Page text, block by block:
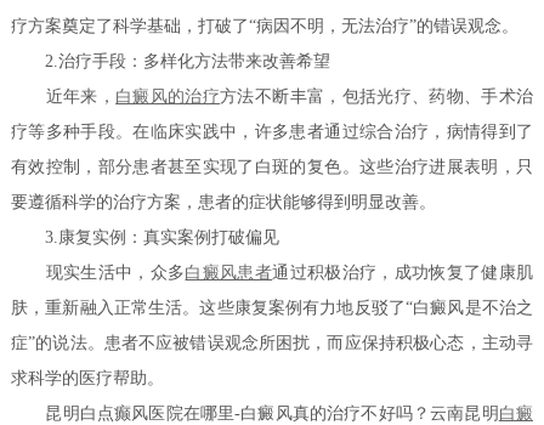
疗方案奠定了科学基础，打破了“病因不明，无法治疗”的错误观念。
2.治疗手段：多样化方法带来改善希望
近年来， 白癜风的治疗方法不断丰富，包括光疗、药物、手术治
疗等多种手段。在临床实践中，许多患者通过综合治疗，病情得到了
有效控制，部分患者甚至实现了白斑的复色。这些治疗进展表明，只
要遵循科学的治疗方案，患者的症状能够得到明显改善。
3.康复实例：真实案例打破偏见
现实生活中，众多白癜风患者通过积极治疗，成功恢复了健康肌
肤，重新融入正常生活。这些康复案例有力地反驳了“白癜风是不治之
症”的说法。患者不应被错误观念所困扰，而应保持积极心态，主动寻
求科学的医疗帮助。
昆明白点癫风医院在哪里-白癜风真的治疗不好吗？云南昆明 白癜